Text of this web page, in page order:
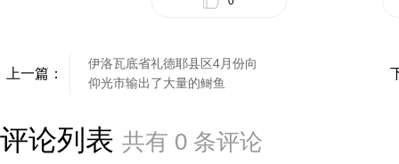
上一篇：
伊洛瓦底省礼德耶县区4月份向
仰光市输出了大量的鲥鱼
评论列表 共有 0 条评论